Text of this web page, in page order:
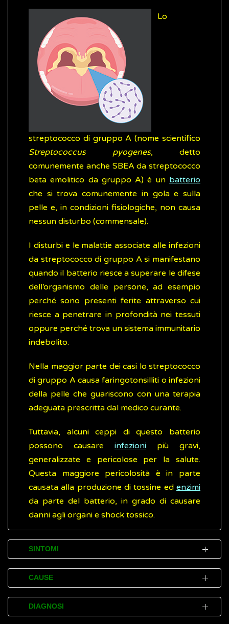
Lo
streptococco di gruppo A (nome scientifico
Streptococcus pyogenes, detto
comunemente anche SBEA da streptococco
beta emolitico da gruppo A) è un batterio
che si trova comunemente in gola e sulla
pelle e, in condizioni fisiologiche, non causa
nessun disturbo (commensale).
I disturbi e le malattie associate alle infezioni
da streptococco di gruppo A si manifestano
quando il batterio riesce a superare le difese
dell’organismo delle persone, ad esempio
perché sono presenti ferite attraverso cui
riesce a penetrare in profondità nei tessuti
oppure perché trova un sistema immunitario
indebolito.
Nella maggior parte dei casi lo streptococco
di gruppo A causa faringotonsilliti o infezioni
della pelle che guariscono con una terapia
adeguata prescritta dal medico curante.
Tuttavia, alcuni ceppi di questo batterio
possono causare infezioni più gravi,
generalizzate e pericolose per la salute.
Questa maggiore pericolosità è in parte
causata alla produzione di tossine ed enzimi
da parte del batterio, in grado di causare
danni agli organi e shock tossico.
SINTOMI
Le infezioni da streptococco A sono più
comuni nei bambini che possono presentare
disturbi talvolta anche più volte l'anno. Sono
più frequenti nel periodo autunnale e
CAUSE
Le infezioni da streptococco A si
trasmettono facilmente per via respiratoria
DIAGNOSI